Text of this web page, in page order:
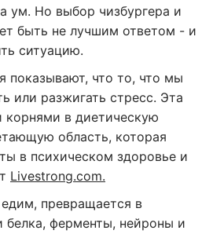
ум. Но выбор чизбургера и
быть не лучшим ответом - и
ситуацию.
показывают, что то, что мы
или разжигать стресс. Эта
корнями в диетическую
область, которая
в психическом здоровье и
Livestrong.com.
превращается в
белка, ферменты, нейроны и